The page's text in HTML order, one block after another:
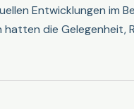
Entwicklungen im
die Gelegenheit,